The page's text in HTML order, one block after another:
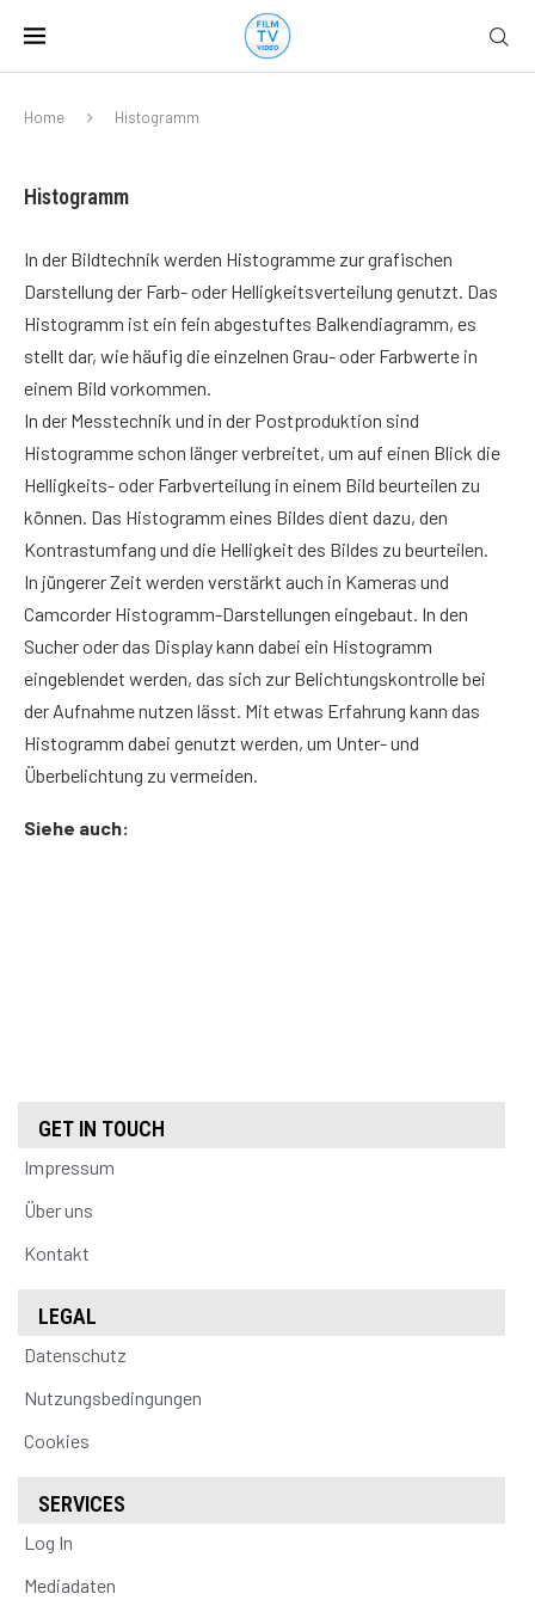
Home Histogramm
Histogramm
In der Bildtechnik werden Histogramme zur grafischen
Darstellung der Farb- oder Helligkeitsverteilung genutzt. Das
Histogramm ist ein fein abgestuftes Balkendiagramm, es
stellt dar, wie häufig die einzelnen Grau- oder Farbwerte in
einem Bild vorkommen.
In der Messtechnik und in der Postproduktion sind
Histogramme schon länger verbreitet, um auf einen Blick die
Helligkeits- oder Farbverteilung in einem Bild beurteilen zu
können. Das Histogramm eines Bildes dient dazu, den
Kontrastumfang und die Helligkeit des Bildes zu beurteilen.
In jüngerer Zeit werden verstärkt auch in Kameras und
Camcorder Histogramm-Darstellungen eingebaut. In den
Sucher oder das Display kann dabei ein Histogramm
eingeblendet werden, das sich zur Belichtungskontrolle bei
der Aufnahme nutzen lässt. Mit etwas Erfahrung kann das
Histogramm dabei genutzt werden, um Unter- und
Überbelichtung zu vermeiden.
Siehe auch:
GET IN TOUCH
Impressum
Über uns
Kontakt
LEGAL
Datenschutz
Nutzungsbedingungen
Cookies
SERVICES
Log In
Mediadaten